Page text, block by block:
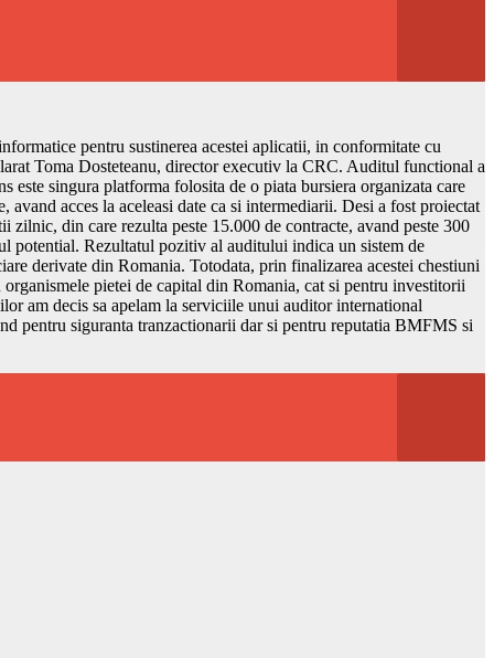
pentru sustinerea acestei aplicatii, in conformitate cu
Toma Dosteteanu, director executiv la CRC. Auditul functional a
singura platforma folosita de o piata bursiera organizata care
acces la aceleasi date ca si intermediarii. Desi a fost proiectat
zilnic, din care rezulta peste 15.000 de contracte, avand peste 300
potential. Rezultatul pozitiv al auditului indica un sistem de
derivate din Romania. Totodata, prin finalizarea acestei chestiuni
pietei de capital din Romania, cat si pentru investitorii
am decis sa apelam la serviciile unui auditor international
pentru siguranta tranzactionarii dar si pentru reputatia BMFMS si